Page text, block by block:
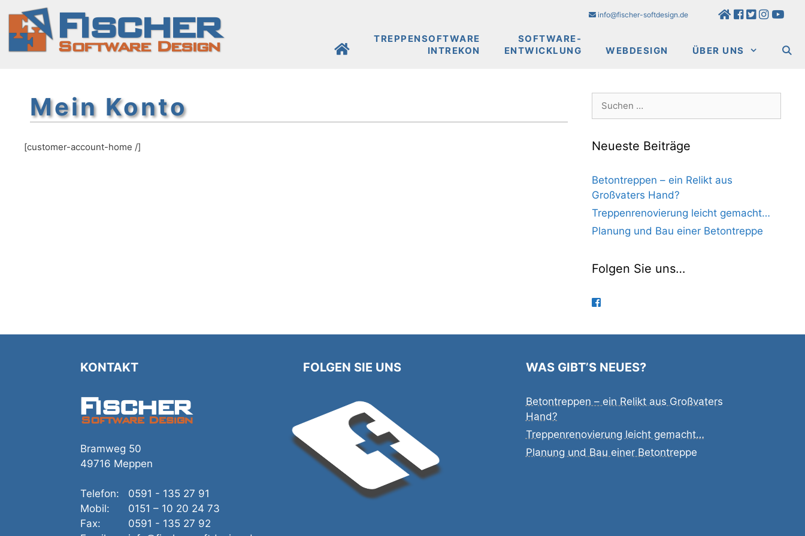
Inhalt
springen
info@fischer-softdesign.de
Fischer
Software Design
TREPPENSOFTWARE
INTREKON
SOFTWARE-
ENTWICKLUNG
WEBDESIGN ÜBER UNS
Mein Konto
[customer-account-home /]
Suchen
Neueste Beiträge
Betontreppen – ein Relikt aus
Großvaters Hand?
Treppenrenovierung leicht gemacht…
Planung und Bau einer Betontreppe
Folgen Sie uns…
KONTAKT
Fischer
Software Design
Bramweg 50
49716 Meppen
Telefon:
0591 - 135 27 91
Mobil:
0151 – 10 20 24 73
Fax:
0591 - 135 27 92
FOLGEN SIE UNS WAS GIBT’S NEUES?
Betontreppen – ein Relikt aus Großvaters
Hand?
Treppenrenovierung leicht gemacht…
Planung und Bau einer Betontreppe